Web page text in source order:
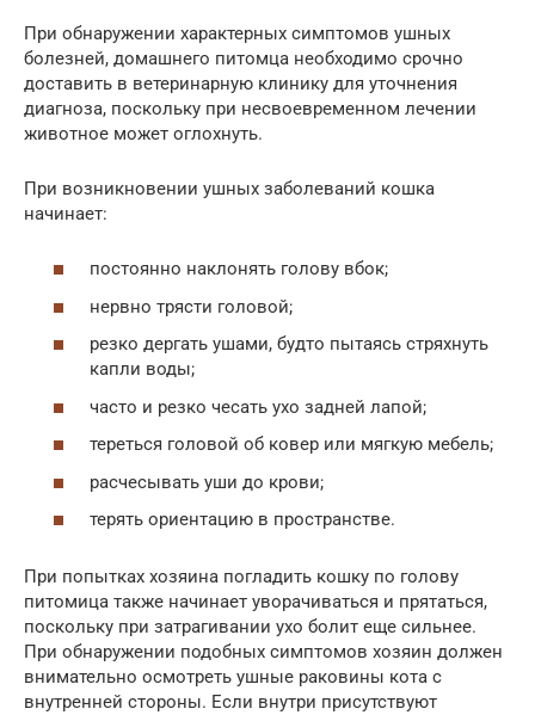
При обнаружении характерных симптомов ушных
болезней, домашнего питомца необходимо срочно
доставить в ветеринарную клинику для уточнения
диагноза, поскольку при несвоевременном лечении
животное может оглохнуть.
При возникновении ушных заболеваний кошка
начинает:
постоянно наклонять голову вбок;
нервно трясти головой;
резко дергать ушами, будто пытаясь стряхнуть
капли воды;
часто и резко чесать ухо задней лапой;
тереться головой об ковер или мягкую мебель;
расчесывать уши до крови;
терять ориентацию в пространстве.
При попытках хозяина погладить кошку по голову
питомица также начинает уворачиваться и прятаться,
поскольку при затрагивании ухо болит еще сильнее.
При обнаружении подобных симптомов хозяин должен
внимательно осмотреть ушные раковины кота с
внутренней стороны. Если внутри присутствуют